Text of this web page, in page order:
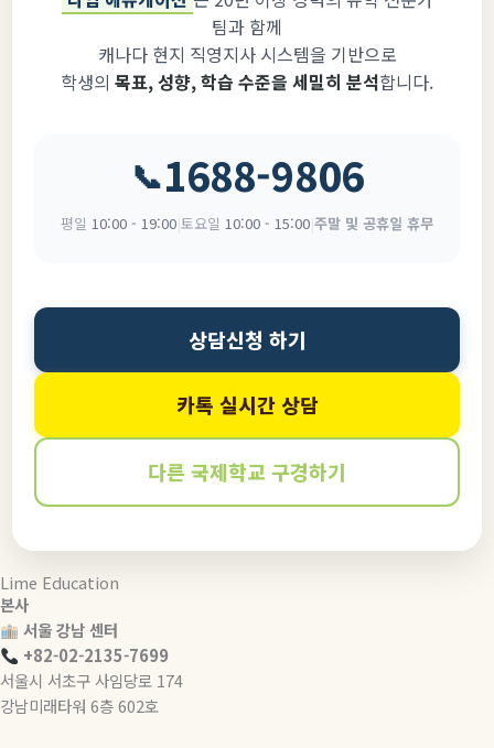
팀과 함께
캐나다 현지 직영지사 시스템을 기반으로
학생의 목표, 성향, 학습 수준을 세밀히 분석합니다.
📞1688-9806
평일 10:00 - 19:00 토요일 10:00 - 15:00 주말 및 공휴일 휴무
상담신청 하기
카톡 실시간 상담
다른 국제학교 구경하기
Lime Education
본사
서울 강남 센터
+82-02-2135-7699
서울시 서초구 사임당로 174
강남미래타워 6층 602호